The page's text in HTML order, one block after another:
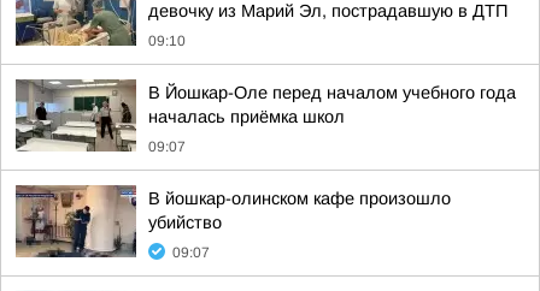
девочку из Марий Эл, пострадавшую в ДТП
09:10
В Йошкар-Оле перед началом учебного года
началась приёмка школ
09:07
В йошкар-олинском кафе произошло
убийство
09:07